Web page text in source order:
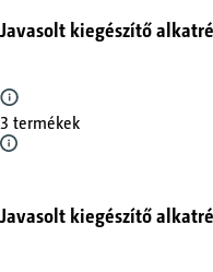
Javasolt kiegészítő
3 termékek
Javasolt kiegészítő